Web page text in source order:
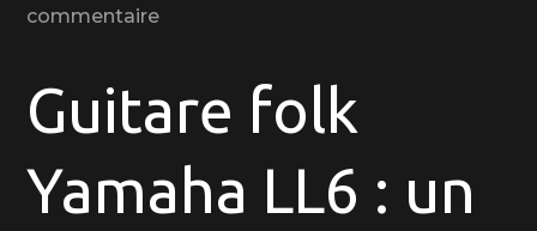
commentaireon
guitare
Yamaha
LL6
Guitare folk
Yamaha LL6 : un